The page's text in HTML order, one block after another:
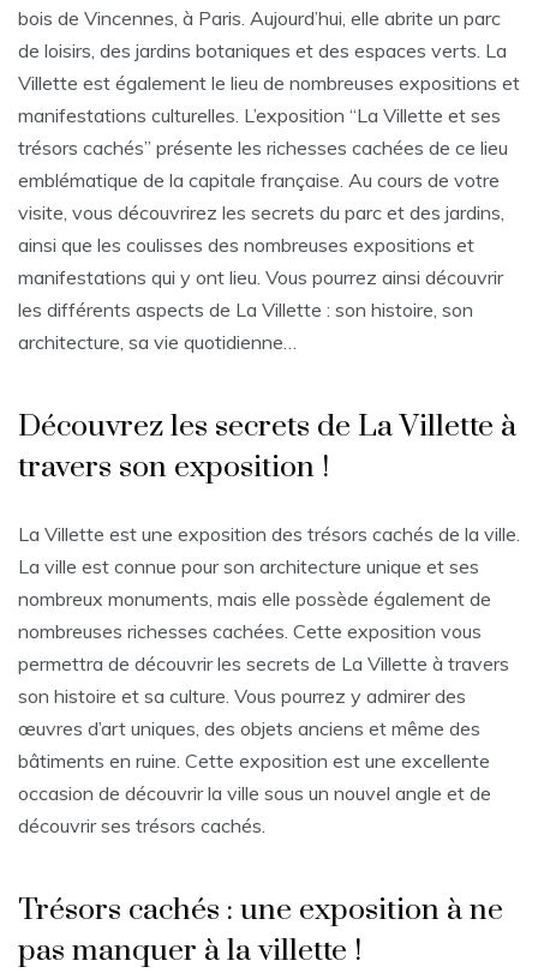
bois de Vincennes, à Paris. Aujourd’hui, elle abrite un parc
de loisirs, des jardins botaniques et des espaces verts. La
Villette est également le lieu de nombreuses expositions et
manifestations culturelles. L’exposition “La Villette et ses
trésors cachés” présente les richesses cachées de ce lieu
emblématique de la capitale française. Au cours de votre
visite, vous découvrirez les secrets du parc et des jardins,
ainsi que les coulisses des nombreuses expositions et
manifestations qui y ont lieu. Vous pourrez ainsi découvrir
les différents aspects de La Villette : son histoire, son
architecture, sa vie quotidienne…
Découvrez les secrets de La Villette à
travers son exposition !
La Villette est une exposition des trésors cachés de la ville.
La ville est connue pour son architecture unique et ses
nombreux monuments, mais elle possède également de
nombreuses richesses cachées. Cette exposition vous
permettra de découvrir les secrets de La Villette à travers
son histoire et sa culture. Vous pourrez y admirer des
œuvres d’art uniques, des objets anciens et même des
bâtiments en ruine. Cette exposition est une excellente
occasion de découvrir la ville sous un nouvel angle et de
découvrir ses trésors cachés.
Trésors cachés : une exposition à ne
pas manquer à la villette !